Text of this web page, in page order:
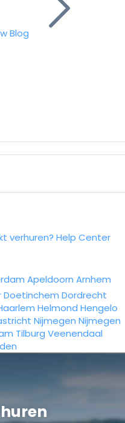
Blog
verhuren? Help Center
Apeldoorn Arnhem
Doetinchem Dordrecht
Helmond Hengelo
Nijmegen Nijmegen
Tilburg Veenendaal